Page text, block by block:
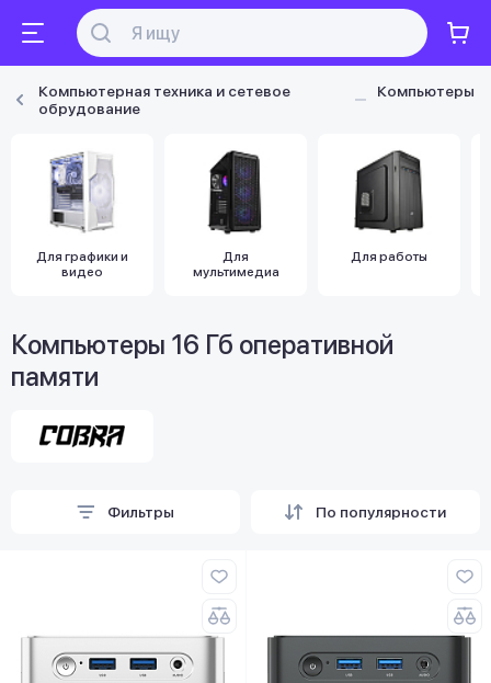
Компьютерная техника и сетевое
обрудование
Компьютеры
Для графики и
видео
Для
мультимедиа
Для работы
Компьютеры 16 Гб оперативной
памяти
Фильтры По популярности